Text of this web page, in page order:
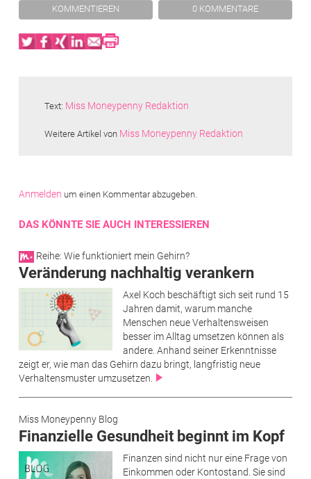
KOMMENTIEREN 0 KOMMENTARE
Twitter
Facebook
XING
LinkedIn
Email
Print
Text: Miss Moneypenny Redaktion
Weitere Artikel von Miss Moneypenny Redaktion
Anmelden um einen Kommentar abzugeben.
DAS KÖNNTE SIE AUCH INTERESSIEREN
Reihe: Wie funktioniert mein Gehirn?
Veränderung nachhaltig verankern
Axel Koch beschäftigt sich seit rund 15
Jahren damit, warum manche
Menschen neue Verhaltensweisen
besser im Alltag umsetzen können als
andere. Anhand seiner Erkenntnisse
zeigt er, wie man das Gehirn dazu bringt, langfristig neue
Verhaltensmuster umzusetzen.
Miss Moneypenny Blog
Finanzielle Gesundheit beginnt im Kopf
Finanzen sind nicht nur eine Frage von
Einkommen oder Kontostand. Sie sind